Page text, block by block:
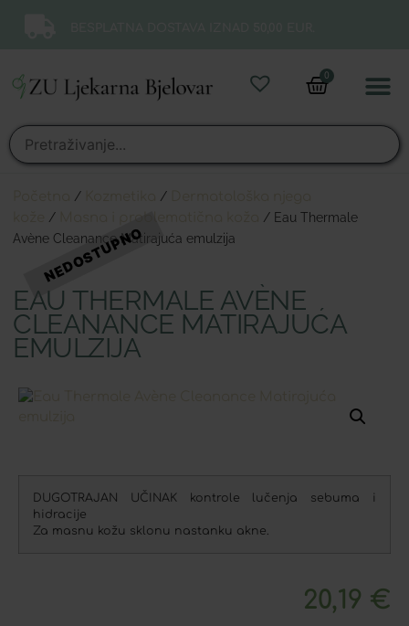
0
/ /
/
/ Eau Thermale
Avène Cleanance Matirajuća emulzija
EAU THERMALE AVÈNE
CLEANANCE MATIRAJUĆA
EMULZIJA
DUGOTRAJAN UČINAK kontrole lučenja sebuma i
hidracije
Za masnu kožu sklonu nastanku akne.
20,19 €